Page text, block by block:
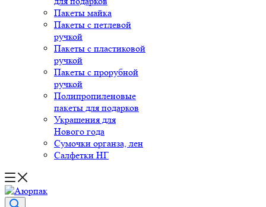
Пакеты майка
Пакеты с петлевой
ручкой
Пакеты с пластиковой
ручкой
Пакеты с прорубной
ручкой
Полипропиленовые
пакеты для подарков
Украшения для
Нового года
Сумочки органза, лен
Салфетки НГ